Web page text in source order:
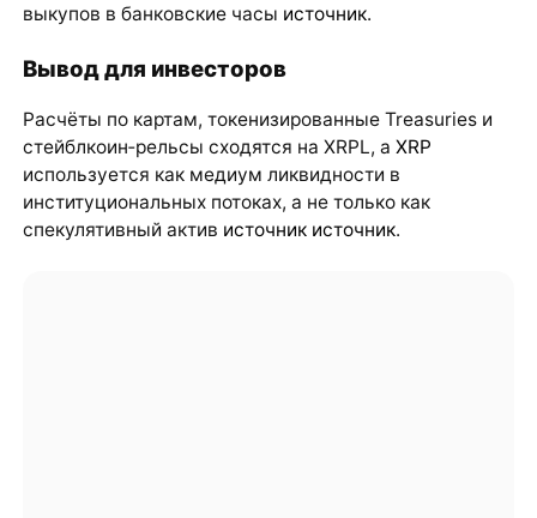
выкупов в банковские часы источник.
Вывод для инвесторов
Расчёты по картам, токенизированные Treasuries и
стейблкоин‑рельсы сходятся на XRPL, а XRP
используется как медиум ликвидности в
институциональных потоках, а не только как
спекулятивный актив источник источник.